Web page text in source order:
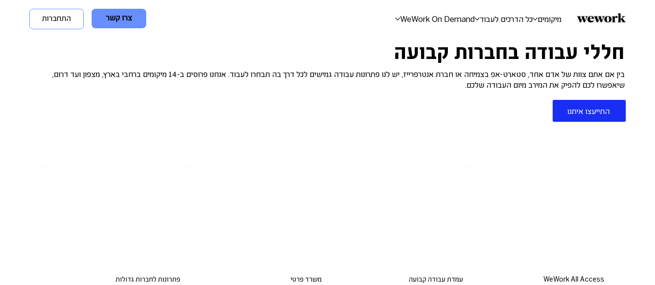
מיקומים כל הדרכים לעבוד WeWork On Demand התחברות צרו קשר
חללי עבודה בחברות קבועה
בין אם אתם צוות של אדם אחד, סטארט-אפ בצמיחה או חברת אנטרפרייז, יש לנו פתרונות עבודה גמישים לכל דרך בה תבחרו לעבוד. אנחנו פרוסים ב-14 מיקומים ברחבי בארץ, מצפון ועד דרום,
שיאפשרו לכם להפיק את המירב מיום העבודה שלכם.
התייעצו איתנו
WeWork All Access עמדת עבודה קבועה משרד פרטי פתרונות לחברות גדולות